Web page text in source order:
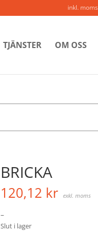
inkl. moms
TJÄNSTER OM OSS
BRICKA
120,12 kr exkl. moms
–
Slut i lager